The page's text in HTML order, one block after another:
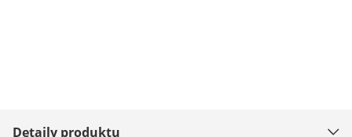
Detaily produktu